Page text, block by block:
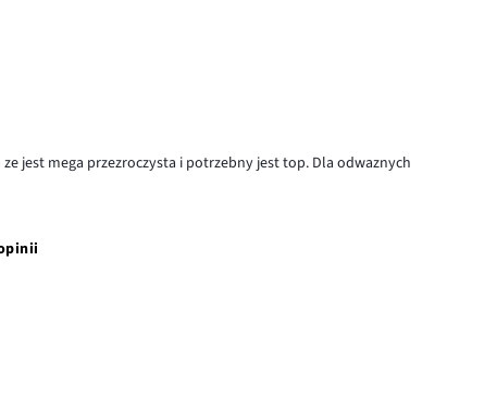
jest mega przezroczysta i potrzebny jest top. Dla odwaznych